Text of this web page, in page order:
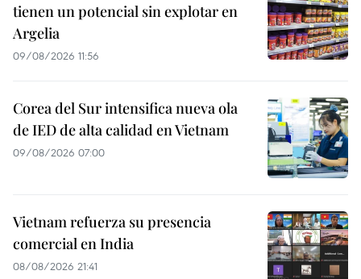
tienen un potencial sin explotar en
Argelia
09/08/2026 11:56
Corea del Sur intensifica nueva ola
de IED de alta calidad en Vietnam
09/08/2026 07:00
Vietnam refuerza su presencia
comercial en India
08/08/2026 21:41